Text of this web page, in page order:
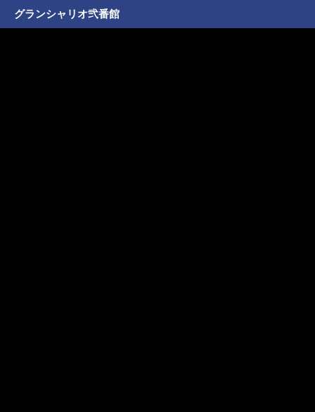
グランシャリオ弐番館